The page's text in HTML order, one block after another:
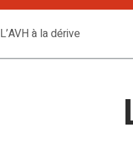
L’AVH à la dérive